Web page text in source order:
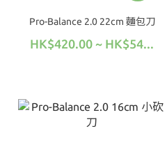
Pro-Balance 2.0 22cm 麵包刀
HK$420.00 ~ HK$54...